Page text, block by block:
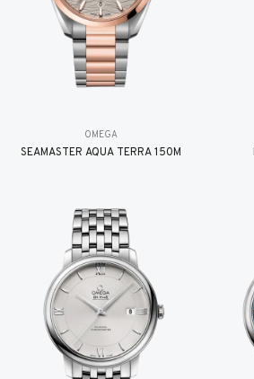
OMEGA
SEAMASTER AQUA TERRA 150M